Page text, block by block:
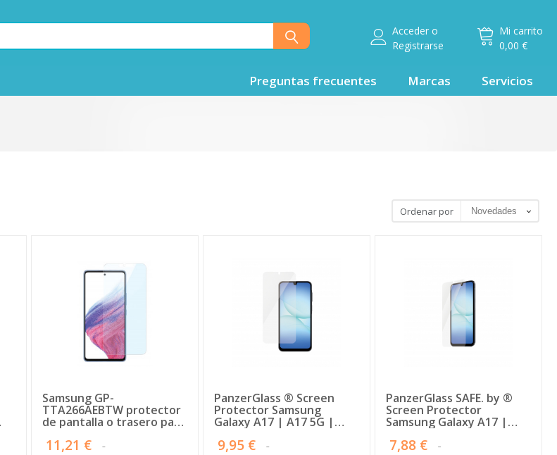
Mi carrito
0,00 €
Accedero
Registrarse
Preguntas frecuentes Marcas Servicios
Ordenar por Novedades
Samsung GP-
TTA266AEBTW protector
de pantalla o trasero para
11,21 €
PanzerGlass ® Screen
Protector Samsung
Galaxy A17 | A17 5G |
EasyAligner Protector de
9,95 €
PanzerGlass SAFE. by ®
Screen Protector
Samsung Galaxy A17 |
EasyAligner Protector de
7,88 €